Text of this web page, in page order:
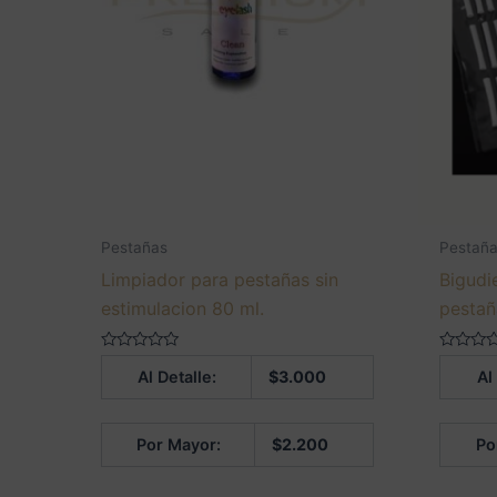
Pestañas
Limpiador para pestañas sin
estimulacion 80 ml.
Al Detalle: $3.000
Por Mayor: $2.200
Al